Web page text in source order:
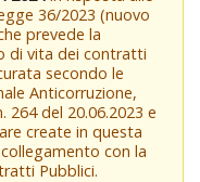
36/2023 (nuovo
prevede la
di vita dei contratti
secondo le
Anticorruzione,
264 del 20.06.2023 e
create in questa
con la
Pubblici.